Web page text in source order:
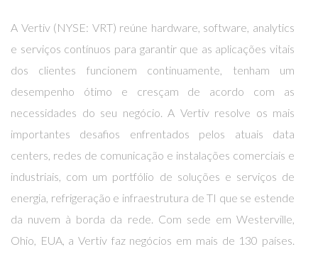
A Vertiv (NYSE: VRT) reúne hardware, software, analytics
e serviços contínuos para garantir que as aplicações vitais
dos clientes funcionem continuamente, tenham um
desempenho ótimo e cresçam de acordo com as
necessidades do seu negócio. A Vertiv resolve os mais
importantes desafios enfrentados pelos atuais data
centers, redes de comunicação e instalações comerciais e
industriais, com um portfólio de soluções e serviços de
energia, refrigeração e infraestrutura de TI que se estende
da nuvem à borda da rede. Com sede em Westerville,
Ohio, EUA, a Vertiv faz negócios em mais de 130 países.